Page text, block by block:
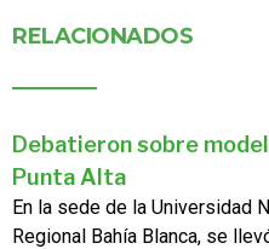
RELACIONADOS
Debatieron sobre
Punta Alta
En la sede de la Universidad
Regional Bahía Blanca, se